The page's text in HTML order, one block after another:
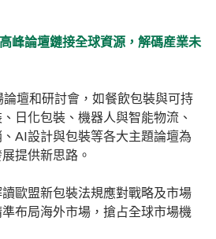
峰論壇鏈接全球資源，解碼産業未
壇和研討會，如餐飲包裝與可持
日化包裝、機器人與智能物流、
AI設計與包裝等各大主題論壇為
提供新思路。
歐盟新包裝法規應對戰略及市場
布局海外市場，搶占全球市場機